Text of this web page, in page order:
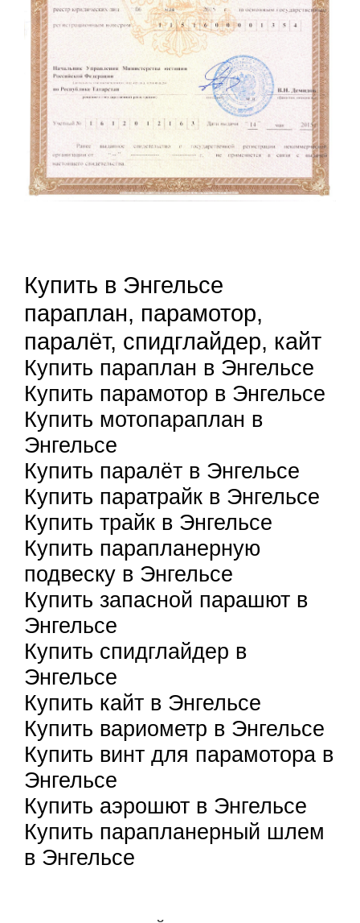
Купить в Энгельсе
параплан, парамотор,
паралёт, спидглайдер, кайт
Купить параплан в Энгельсе
Купить парамотор в Энгельсе
Купить мотопараплан в
Энгельсе
Купить паралёт в Энгельсе
Купить паратрайк в Энгельсе
Купить трайк в Энгельсе
Купить парапланерную
подвеску в Энгельсе
Купить запасной парашют в
Энгельсе
Купить спидглайдер в
Энгельсе
Купить кайт в Энгельсе
Купить вариометр в Энгельсе
Купить винт для парамотора в
Энгельсе
Купить аэрошют в Энгельсе
Купить парапланерный шлем
в Энгельсе